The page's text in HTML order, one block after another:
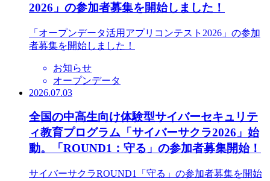
2026」の参加者募集を開始しました！
「オープンデータ活用アプリコンテスト2026」の参加
者募集を開始しました！
お知らせ
オープンデータ
2026.07.03
全国の中高生向け体験型サイバーセキュリテ
ィ教育プログラム「サイバーサクラ2026」始
動。「ROUND1：守る」の参加者募集開始！
サイバーサクラROUND1「守る」の参加者募集を開始